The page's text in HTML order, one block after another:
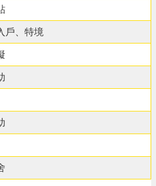
戶、特境